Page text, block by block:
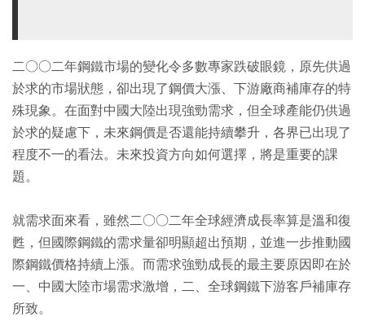
二○○二年鋼鐵市場的變化令多數專家跌破眼鏡，原先供過
於求的市場狀態，卻出現了鋼價大漲、下游廠商補庫存的特
殊現象。在面對中國大陸出現強勁需求，但全球產能仍供過
於求的疑慮下，未來鋼價是否還能持續攀升，各界已出現了
程度不一的看法。未來投資方向如何選擇，將是重要的課
題。
就需求面來看，雖然二○○二年全球經濟成長率算是溫和復
甦，但國際鋼鐵的需求量卻明顯超出預期，並進一步推動國
際鋼鐵價格持續上漲。而需求強勁成長的最主要原因即在於
一、中國大陸市場需求激增，二、全球鋼鐵下游客戶補庫存
所致。